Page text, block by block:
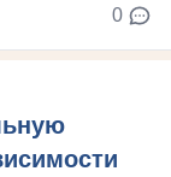
0